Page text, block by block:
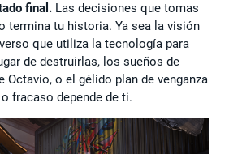
final. Las decisiones que tomas
termina tu historia. Ya sea la visión
que utiliza la tecnología para
de destruirlas, los sueños de
Octavio, o el gélido plan de venganza
fracaso depende de ti.